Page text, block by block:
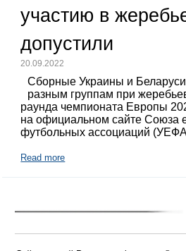
участию в
допустили
20.09.2022
Сборные Украины и Беларуси
разным группам при
раунда чемпионата Европы
на официальном сайте Союза
футбольных ассоциаций
Read more